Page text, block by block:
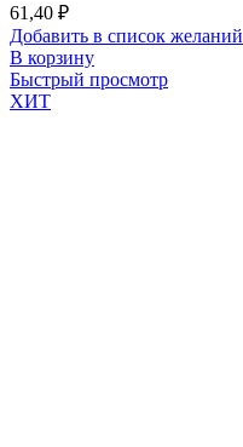
61,40 ₽
Добавить в список желаний
В корзину
Быстрый просмотр
ХИТ